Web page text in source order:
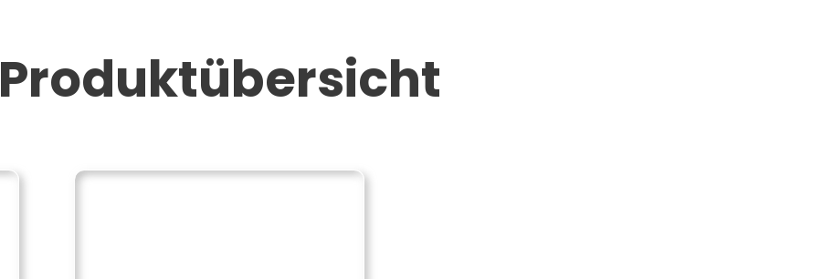
Produktübersicht